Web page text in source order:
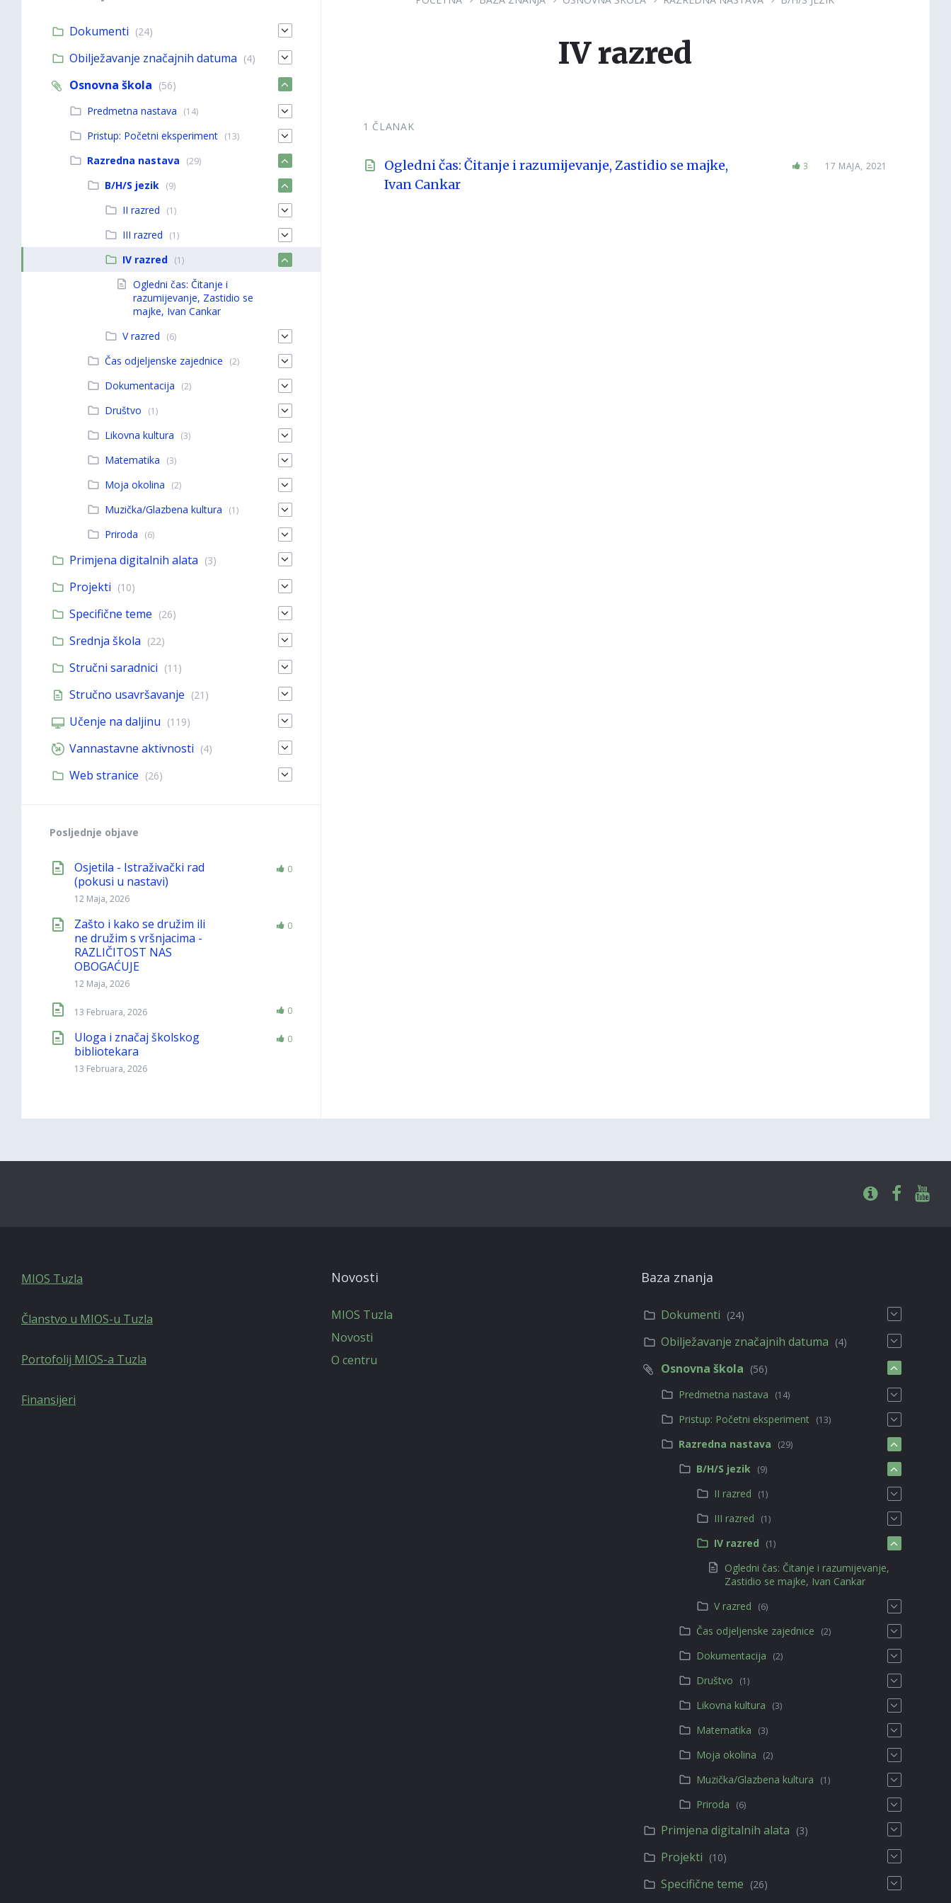
IV razred
1 ČLANAK
Ogledni čas: Čitanje i razumijevanje, Zastidio se majke,
Ivan Cankar
3 17 MAJA, 2021
Dokumenti (24)
Obilježavanje značajnih datuma (4)
Osnovna škola (56)
Predmetna nastava
(14)
Pristup: Početni eksperiment (13)
Razredna nastava (29)
B/H/S jezik (9)
II razred (1)
III razred (1)
IV razred (1)
Ogledni čas: Čitanje i
razumijevanje, Zastidio se
majke, Ivan Cankar
V razred
(6)
Čas odjeljenske zajednice (2)
Dokumentacija (2)
Društvo (1)
Likovna kultura (3)
Matematika (3)
Moja okolina (2)
Muzička/Glazbena kultura (1)
Priroda (6)
Primjena digitalnih alata (3)
Projekti (10)
Specifične teme (26)
Srednja škola (22)
Stručni saradnici (11)
Stručno usavršavanje (21)
Učenje na daljinu (119)
Vannastavne aktivnosti (4)
Web stranice (26)
Posljednje objave
Osjetila - Istraživački rad
(pokusi u nastavi)
12 Maja, 2026
0
Zašto i kako se družim ili
ne družim s vršnjacima -
RAZLIČITOST NAS
OBOGAĆUJE
12 Maja, 2026
0
13 Februara, 2026 0
Uloga i značaj školskog
bibliotekara
13 Februara, 2026
0
MIOS Tuzla
Članstvo u MIOS-u Tuzla
Portofolij MIOS-a Tuzla
Finansijeri
Novosti
MIOS Tuzla
Novosti
O centru
Baza znanja
Dokumenti (24)
Obilježavanje značajnih datuma (4)
Osnovna škola (56)
Predmetna nastava
(14)
Pristup: Početni eksperiment (13)
Razredna nastava (29)
B/H/S jezik (9)
II razred (1)
III razred (1)
IV razred (1)
Ogledni čas: Čitanje i razumijevanje,
Zastidio se majke, Ivan Cankar
V razred
(6)
Čas odjeljenske zajednice (2)
Dokumentacija (2)
Društvo (1)
Likovna kultura (3)
Matematika (3)
Moja okolina (2)
Muzička/Glazbena kultura (1)
Priroda (6)
Primjena digitalnih alata (3)
Projekti (10)
Specifične teme (26)